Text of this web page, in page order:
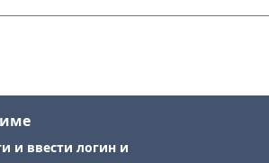
и ввести логин и